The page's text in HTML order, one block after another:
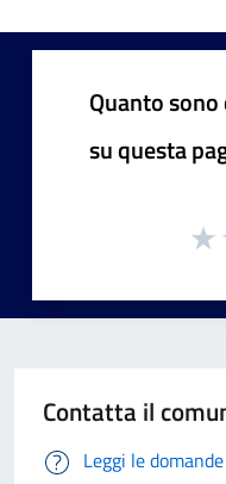
Quanto
su questa
Contatta il
Leggi le